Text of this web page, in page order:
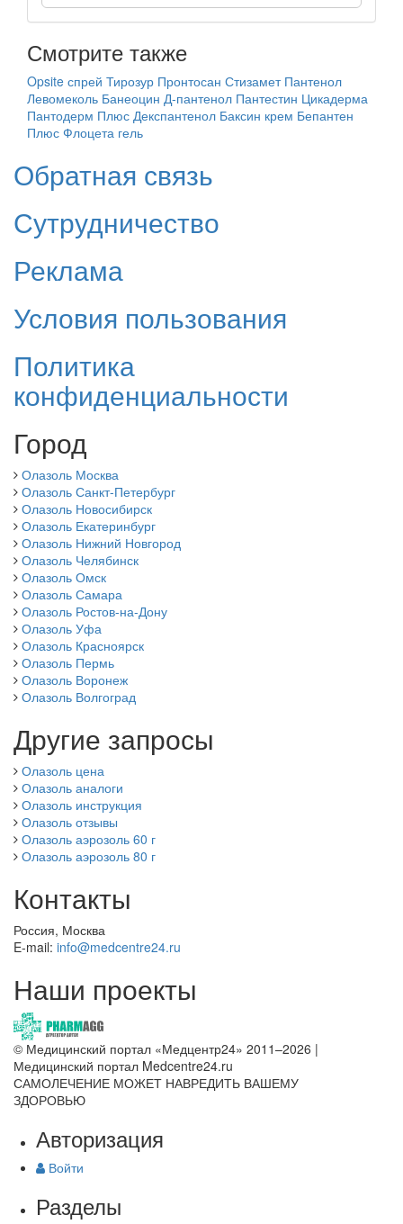
Смотрите также
Opsite спрей Тирозур Пронтосан Стизамет Пантенол
Левомеколь Банеоцин Д-пантенол Пантестин Цикадерма
Пантодерм Плюс Декспантенол Баксин крем Бепантен
Плюс Флоцета гель
Обратная связь
Сутрудничество
Реклама
Условия пользования
Политика
конфиденциальности
Город
Олазоль Москва
Олазоль Санкт-Петербург
Олазоль Новосибирск
Олазоль Екатеринбург
Олазоль Нижний Новгород
Олазоль Челябинск
Олазоль Омск
Олазоль Самара
Олазоль Ростов-на-Дону
Олазоль Уфа
Олазоль Красноярск
Олазоль Пермь
Олазоль Воронеж
Олазоль Волгоград
Другие запросы
Олазоль цена
Олазоль аналоги
Олазоль инструкция
Олазоль отзывы
Олазоль аэрозоль 60 г
Олазоль аэрозоль 80 г
Контакты
Россия, Москва
E-mail: info@medcentre24.ru
Наши проекты
© Медицинский портал «Медцентр24» 2011–2026 |
Медицинский портал Medcentre24.ru
САМОЛЕЧЕНИЕ МОЖЕТ НАВРЕДИТЬ ВАШЕМУ
ЗДОРОВЬЮ
Авторизация
Войти
Разделы